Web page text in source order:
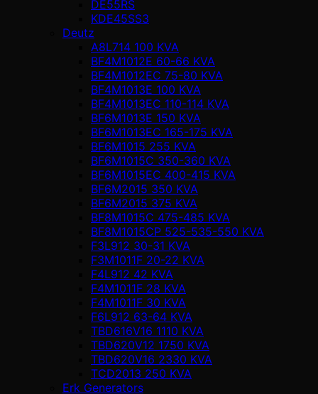
DE55RS
KDE45SS3
Deutz
A8L714 100 KVA
BF4M1012E 60-66 KVA
BF4M1012EC 75-80 KVA
BF4M1013E 100 KVA
BF4M1013EC 110-114 KVA
BF6M1013E 150 KVA
BF6M1013EC 165-175 KVA
BF6M1015 255 KVA
BF6M1015C 350-360 KVA
BF6M1015EC 400-415 KVA
BF6M2015 350 KVA
BF6M2015 375 KVA
BF8M1015C 475-485 KVA
BF8M1015CP 525-535-550 KVA
F3L912 30-31 KVA
F3M1011F 20-22 KVA
F4L912 42 KVA
F4M1011F 28 KVA
F4M1011F 30 KVA
F6L912 63-64 KVA
TBD616V16 1110 KVA
TBD620V12 1750 KVA
TBD620V16 2330 KVA
TCD2013 250 KVA
Erk Generators